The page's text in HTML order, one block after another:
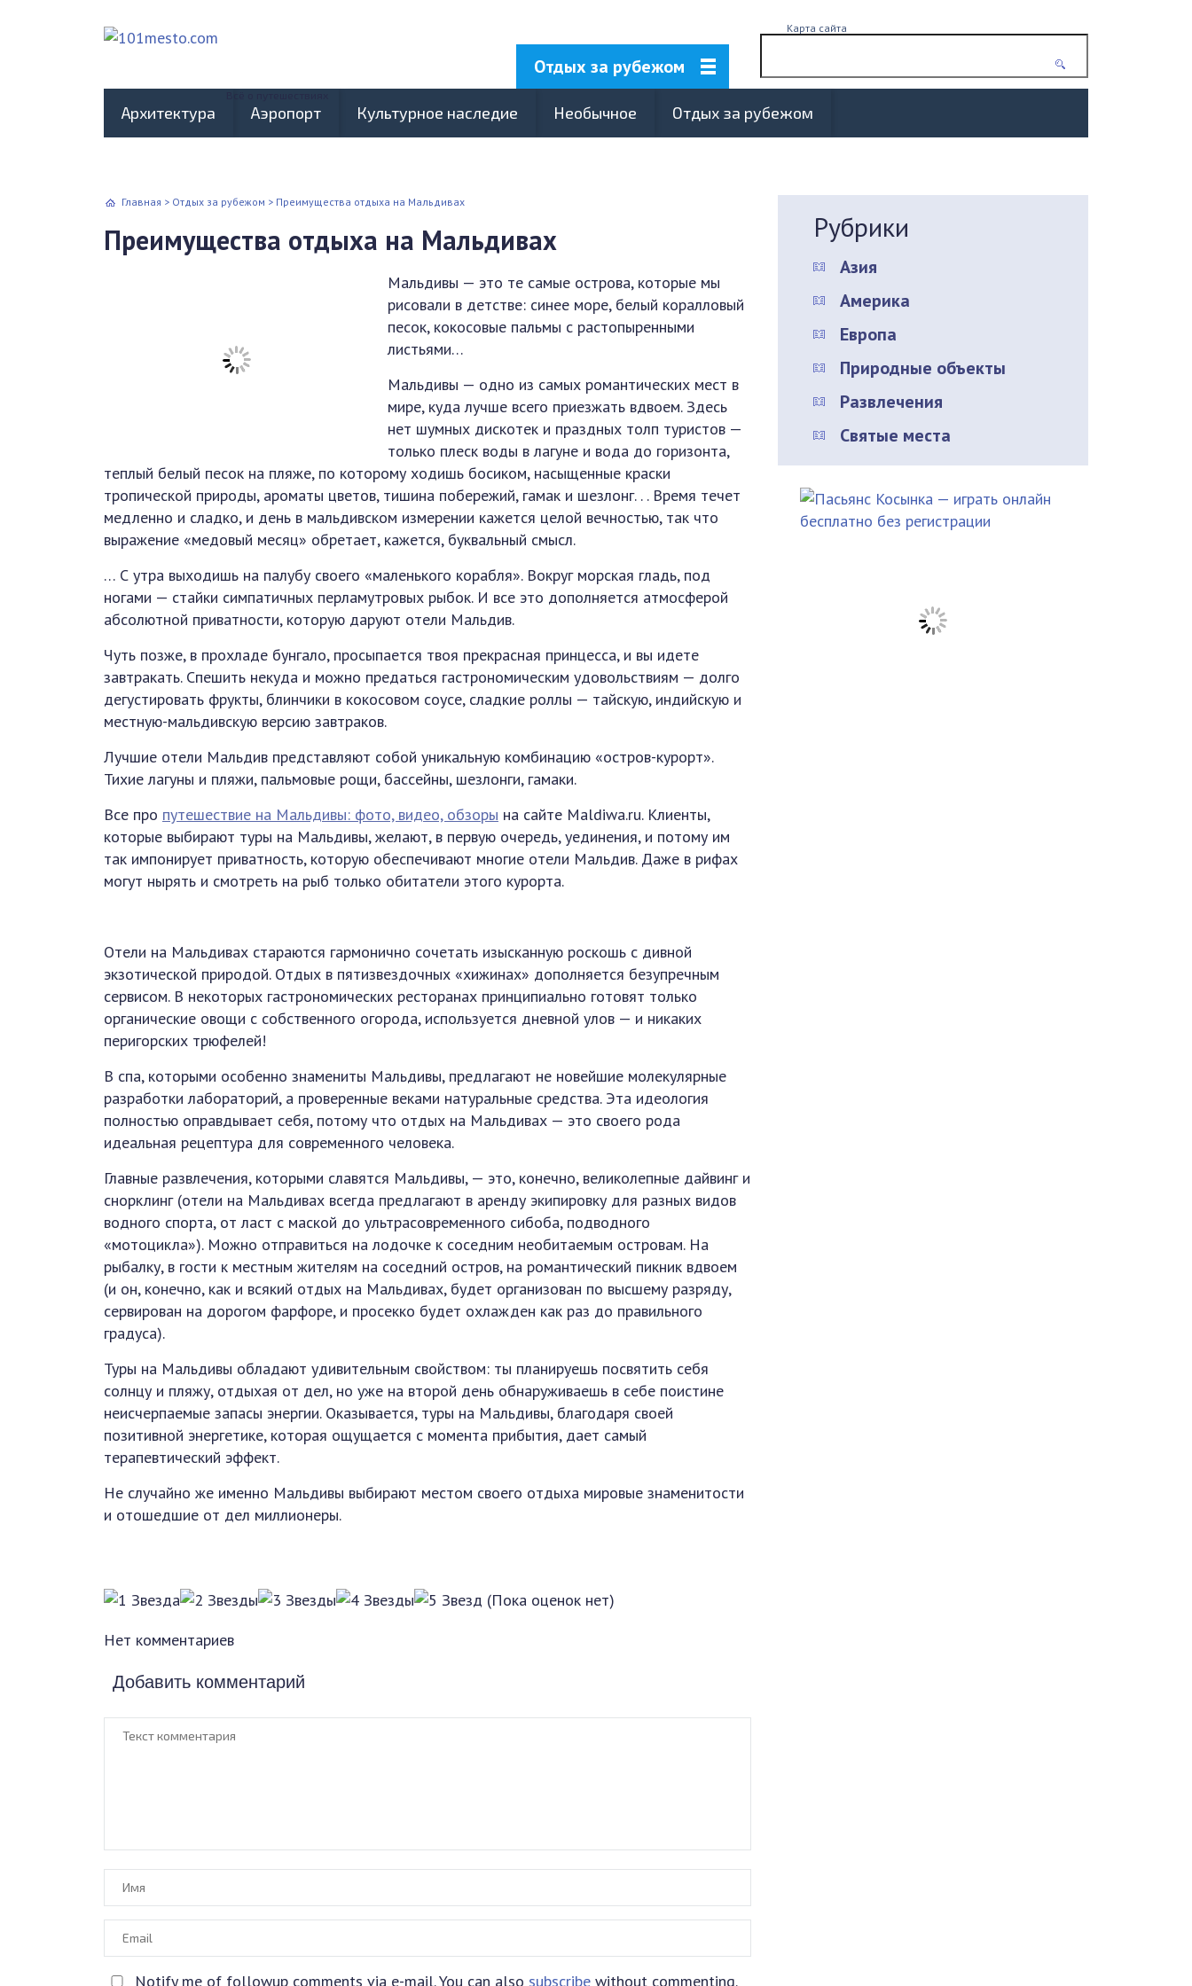
Отдых за рубежом
Карта сайта
Архитектура Аэропорт Культурное наследие Необычное Отдых за рубежом
Главная > Отдых за рубежом > Преимущества отдыха на Мальдивах
Преимущества отдыха на Мальдивах
Мальдивы — это те самые острова, которые мы
рисовали в детстве: синее море, белый коралловый
песок, кокосовые пальмы с растопыренными
листьями…
Мальдивы — одно из самых романтических мест в
мире, куда лучше всего приезжать вдвоем. Здесь
нет шумных дискотек и праздных толп туристов —
только плеск воды в лагуне и вода до горизонта,
теплый белый песок на пляже, по которому ходишь босиком, насыщенные краски
тропической природы, ароматы цветов, тишина побережий, гамак и шезлонг. . . Время течет
медленно и сладко, и день в мальдивском измерении кажется целой вечностью, так что
выражение «медовый месяц» обретает, кажется, буквальный смысл.
… С утра выходишь на палубу своего «маленького корабля». Вокруг морская гладь, под
ногами — стайки симпатичных перламутровых рыбок. И все это дополняется атмосферой
абсолютной приватности, которую даруют отели Мальдив.
Чуть позже, в прохладе бунгало, просыпается твоя прекрасная принцесса, и вы идете
завтракать. Спешить некуда и можно предаться гастрономическим удовольствиям — долго
дегустировать фрукты, блинчики в кокосовом соусе, сладкие роллы — тайскую, индийскую и
местную-мальдивскую версию завтраков.
Лучшие отели Мальдив представляют собой уникальную комбинацию «остров-курорт».
Тихие лагуны и пляжи, пальмовые рощи, бассейны, шезлонги, гамаки.
Все про путешествие на Мальдивы: фото, видео, обзоры на сайте Maldiwa.ru. Клиенты,
которые выбирают туры на Мальдивы, желают, в первую очередь, уединения, и потому им
так импонирует приватность, которую обеспечивают многие отели Мальдив. Даже в рифах
могут нырять и смотреть на рыб только обитатели этого курорта.
Отели на Мальдивах стараются гармонично сочетать изысканную роскошь с дивной
экзотической природой. Отдых в пятизвездочных «хижинах» дополняется безупречным
сервисом. В некоторых гастрономических ресторанах принципиально готовят только
органические овощи с собственного огорода, используется дневной улов — и никаких
перигорских трюфелей!
В спа, которыми особенно знамениты Мальдивы, предлагают не новейшие молекулярные
разработки лабораторий, а проверенные веками натуральные средства. Эта идеология
полностью оправдывает себя, потому что отдых на Мальдивах — это своего рода
идеальная рецептура для современного человека.
Главные развлечения, которыми славятся Мальдивы, — это, конечно, великолепные дайвинг и
снорклинг (отели на Мальдивах всегда предлагают в аренду экипировку для разных видов
водного спорта, от ласт с маской до ультрасовременного сибоба, подводного
«мотоцикла»). Можно отправиться на лодочке к соседним необитаемым островам. На
рыбалку, в гости к местным жителям на соседний остров, на романтический пикник вдвоем
(и он, конечно, как и всякий отдых на Мальдивах, будет организован по высшему разряду,
сервирован на дорогом фарфоре, и просекко будет охлажден как раз до правильного
градуса).
Туры на Мальдивы обладают удивительным свойством: ты планируешь посвятить себя
солнцу и пляжу, отдыхая от дел, но уже на второй день обнаруживаешь в себе поистине
неисчерпаемые запасы энергии. Оказывается, туры на Мальдивы, благодаря своей
позитивной энергетике, которая ощущается с момента прибытия, дает самый
терапевтический эффект.
Не случайно же именно Мальдивы выбирают местом своего отдыха мировые знаменитости
и отошедшие от дел миллионеры.
(Пока оценок нет)
Нет комментариев
Добавить комментарий
Notify me of followup comments via e-mail. You can also subscribe without commenting.
Рубрики
Азия
Америка
Европа
Природные объекты
Развлечения
Святые места